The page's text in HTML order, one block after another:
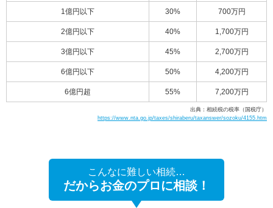
1億円以下 30% 700万円
2億円以下 40% 1,700万円
3億円以下 45% 2,700万円
6億円以下 50% 4,200万円
6億円超 55% 7,200万円
出典：相続税の税率（国税庁）
https://www.nta.go.jp/taxes/shiraberu/taxanswer/sozoku/4155.htm
こんなに難しい相続…
だからお金のプロに相談！